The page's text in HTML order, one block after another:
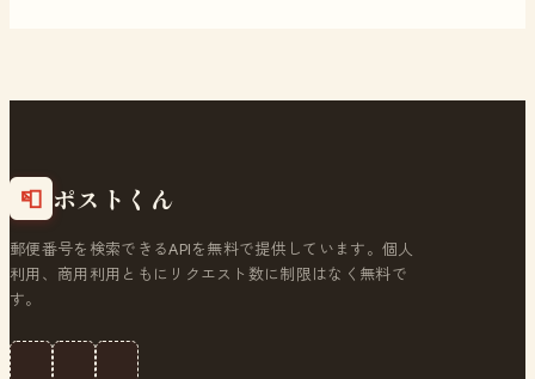
📮 ポストくん
郵便番号を検索できるAPIを無料で提供しています。個人
利用、商用利用ともにリクエスト数に制限はなく無料で
す。